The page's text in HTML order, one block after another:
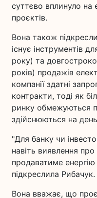
суттєво вплинуло на
проєктів.
Вона також
існує інструментів
року) та
років) продажів
компанії здатні
контракти, тоді як
ринку обмежуються
здійснюються на
"Для банку чи
навіть виявлення
продаватиме
підкреслила Рибачук.
Вона вважає, що